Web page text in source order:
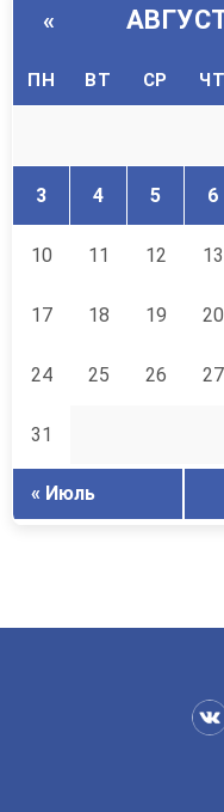
«
ПН ВТ СР ЧТ
3 4 5 6
10 11 12 13
17 18 19 20
24 25 26 27
31
« Июль